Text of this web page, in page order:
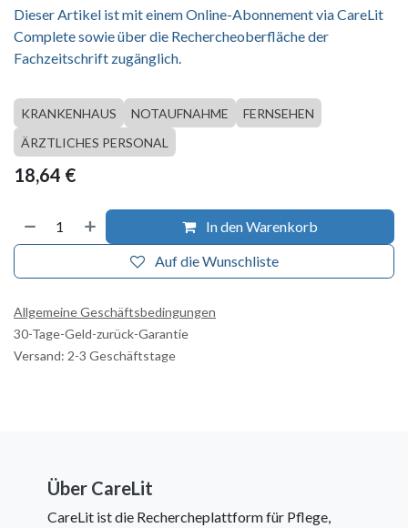
Dieser Artikel ist mit einem Online-Abonnement via CareLit
Complete sowie über die Rechercheoberfläche der
Fachzeitschrift zugänglich.
KRANKENHAUS NOTAUFNAHME
FERNSEHEN
ÄRZTLICHES PERSONAL
18,64 €
In den Warenkorb
Auf die Wunschliste
Allgemeine Geschäftsbedingungen
30-Tage-Geld-zurück-Garantie
Versand: 2-3 Geschäftstage
Über CareLit
CareLit ist die Rechercheplattform für Pflege,